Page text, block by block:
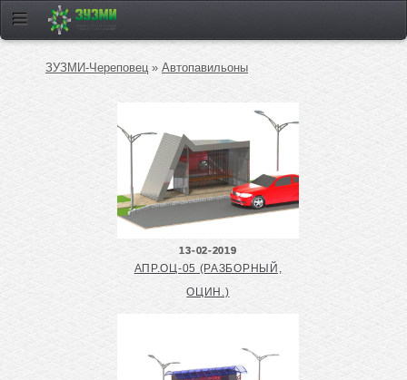
ЗУЗМИ-Череповец » Автопавильоны
13-02-2019
АПР.ОЦ-05 (РАЗБОРНЫЙ,
ОЦИН.)